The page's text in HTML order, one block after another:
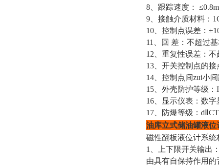
8、跟踪速度：
9、接触介质材料：
10、控制点误差：
11、回 差：不超过
12、重复性误差：
13、开关控制点的
14、控制点间zui小
15、外壳防护等级：
16、显示仪表：数
17、防爆等级：
油库立式储油罐液位
磁性翻板液位计系统
1、上下限开关输出
由具有自保持作用